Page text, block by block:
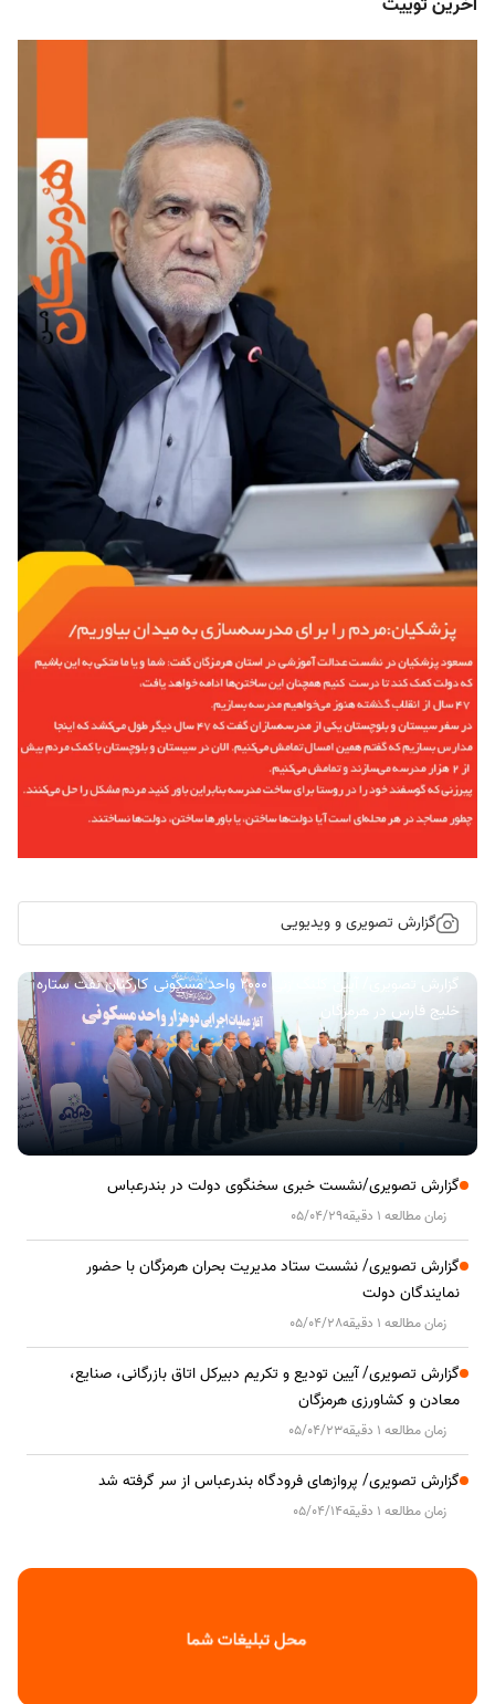
گزارش تصویری و ویدیویی
گزارش تصویری/ آیین کلنگ زنی ۲۰۰۰ واحد مسکونی کارکنان نفت ستاره
خلیج فارس در هرمزگان
گزارش تصویری/نشست خبری سخنگوی دولت در بندرعباس
زمان مطالعه 1 دقیقه 05/04/29
گزارش تصویری/ نشست ستاد مدیریت بحران هرمزگان با حضور
نمایندگان دولت
زمان مطالعه 1 دقیقه 05/04/28
گزارش تصویری/ آیین تودیع و تکریم دبیرکل اتاق بازرگانی، صنایع،
معادن و کشاورزی هرمزگان
زمان مطالعه 1 دقیقه 05/04/23
گزارش تصویری/ پروازهای فرودگاه بندرعباس از سر گرفته شد
زمان مطالعه 1 دقیقه 05/04/14